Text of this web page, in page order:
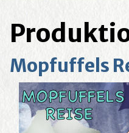
Mopfuffels